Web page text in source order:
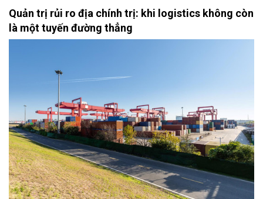
Quản trị rủi ro địa chính trị: khi logistics không còn
là một tuyến đường thẳng